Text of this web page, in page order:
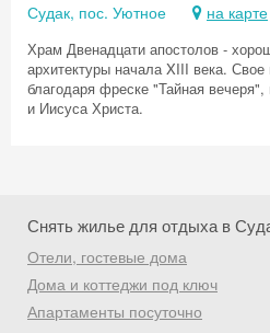
Судак, пос. Уютное на карте
Храм Двенадцати апостолов -
архитектуры начала XIII века.
благодаря фреске "Тайная
и Иисуса Христа.
Снять жилье для отдыха в
Отели, гостевые дома
Дома и коттеджи под ключ
Апартаменты посуточно